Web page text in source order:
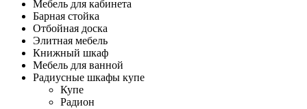
Мебель для кабинета
Барная стойка
Отбойная доска
Элитная мебель
Книжный шкаф
Мебель для ванной
Радиусные шкафы купе
Купе
Радион